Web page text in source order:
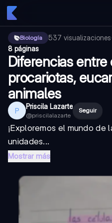
Biología 537 visualizaciones·
8 páginas
Diferencias
procariotas,
animales
P Priscila Lazarte
@priscilalazarte
Seguir
¡Exploremos el mundo de
unidades...
Mostrar más